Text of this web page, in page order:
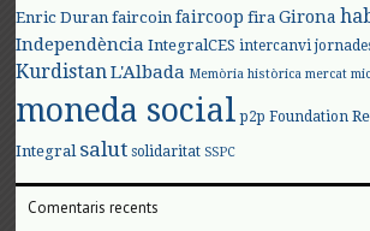
Enric Duran faircoin faircoop fira Girona
Independència IntegralCES intercanvi
KurdistanL'Albada Memòria històrica mercat
moneda social p2p Foundation
Integral salut solidaritat SSPC
Comentaris recents